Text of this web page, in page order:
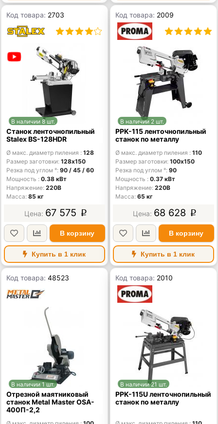
Код товара: 2703
В наличии 8 шт.
Станок ленточнопильный
Stalex BS-128HDR
Ø макс. диаметр пиления
128
Размер заготовки 128х150
Резка под углом ° 90 / 45 / 60
Мощность
0.38 кВт
Напряжение 220В
Масса 85 кг
67 575 p
В корзину
Купить в 1 клик
Код товара: 2009
В наличии 2 шт.
PPK-115 ленточнопильный
станок по металлу
Ø макс. диаметр пиления
110
Размер заготовки 100х150
Резка под углом ° 90
Мощность
0.37 кВт
Напряжение 220В
Масса 65 кг
68 628 p
В корзину
Купить в 1 клик
Код товара:48523
В наличии 1 шт.
Отрезной маятниковый
станок Metal Master OSA-
400П-2,2
Код товара: 2010
В наличии 21 шт.
PPK-115U ленточнопильный
станок по металлу